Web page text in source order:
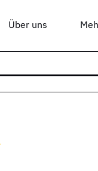
Über uns